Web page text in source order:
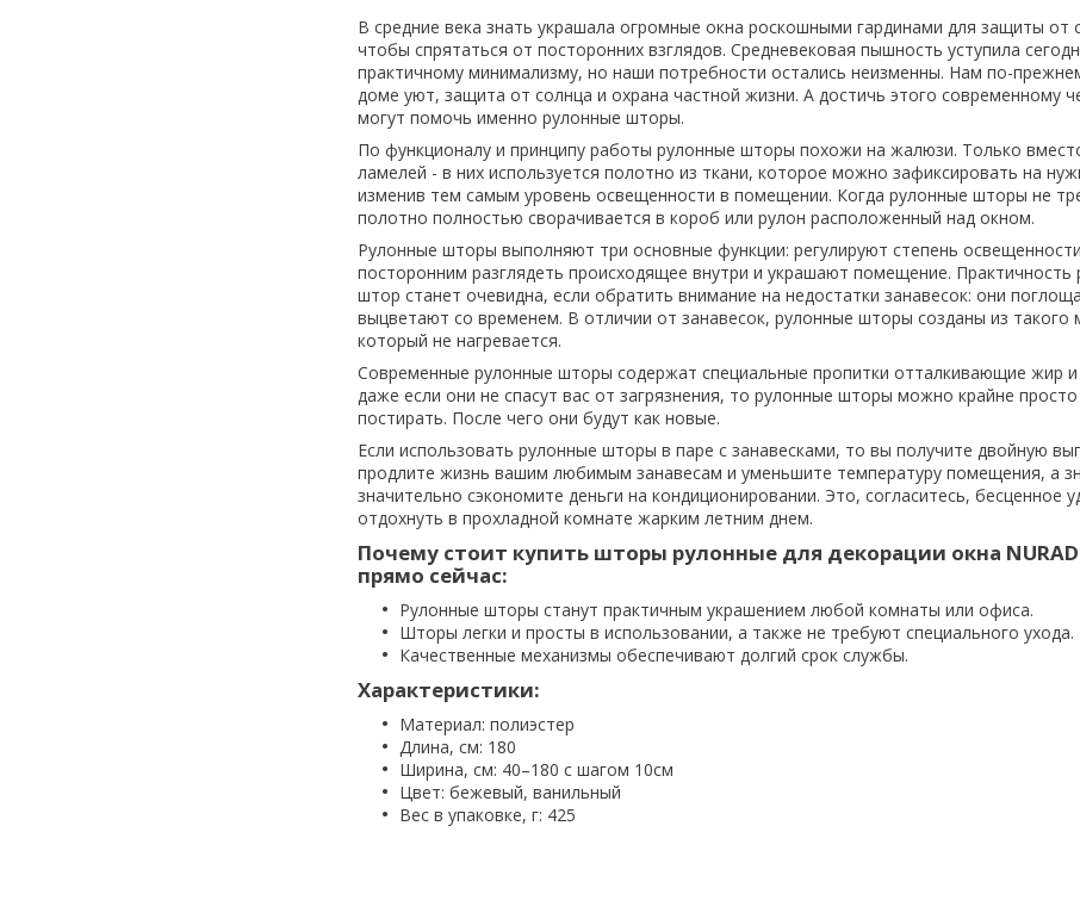
В средние века знать украшала огромные окна роскошными гардинами для защиты от
чтобы спрятаться от посторонних взглядов. Средневековая пышность уступила
практичному минимализму, но наши потребности остались неизменны. Нам по-
доме уют, защита от солнца и охрана частной жизни. А достичь этого современному
могут помочь именно рулонные шторы.
По функционалу и принципу работы рулонные шторы похожи на жалюзи. Только
ламелей - в них используется полотно из ткани, которое можно зафиксировать на
изменив тем самым уровень освещенности в помещении. Когда рулонные шторы не
полотно полностью сворачивается в короб или рулон расположенный над окном.
Рулонные шторы выполняют три основные функции: регулируют степень
посторонним разглядеть происходящее внутри и украшают помещение. Практичность
штор станет очевидна, если обратить внимание на недостатки занавесок: они
выцветают со временем. В отличии от занавесок, рулонные шторы созданы из такого
который не нагревается.
Современные рулонные шторы содержат специальные пропитки отталкивающие жир и
даже если они не спасут вас от загрязнения, то рулонные шторы можно крайне просто
постирать. После чего они будут как новые.
Если использовать рулонные шторы в паре с занавесками, то вы получите двойную
продлите жизнь вашим любимым занавесам и уменьшите температуру помещения, а
значительно сэкономите деньги на кондиционировании. Это, согласитесь, бесценное
отдохнуть в прохладной комнате жарким летним днем.
Почему стоит купить шторы рулонные для декорации окна
прямо сейчас:
Рулонные шторы станут практичным украшением любой комнаты или офиса.
Шторы легки и просты в использовании, а также не требуют специального ухода.
Качественные механизмы обеспечивают долгий срок службы.
Характеристики:
Материал: полиэстер
Длина, см: 180
Ширина, см: 40–180 с шагом 10см
Цвет: бежевый, ванильный
Вес в упаковке, г: 425